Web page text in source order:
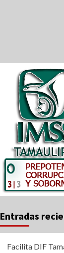
Entradas
Facilita DIF